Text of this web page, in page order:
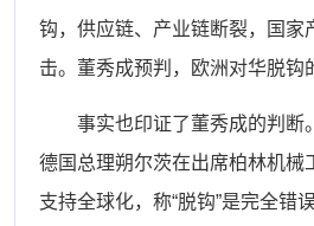
钩，供应链、产业链断裂，国家
击。董秀成预判，欧洲对华脱钩
事实也印证了董秀成的判断。
德国总理朔尔茨在出席柏林机械
支持全球化，称“脱钩”是完全错